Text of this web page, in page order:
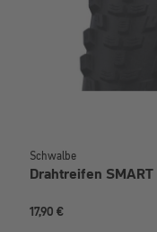
Schwalbe
Drahtreifen
17,90 €